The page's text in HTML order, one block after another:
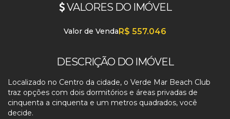
VALORES DO IMÓVEL
R$ 557.046
Valor de Venda
DESCRIÇÃO DO IMÓVEL
Localizado no Centro da cidade, o Verde Mar Beach Club
traz opções com dois dormitórios e áreas privadas de
cinquenta a cinquenta e um metros quadrados, você
decide.